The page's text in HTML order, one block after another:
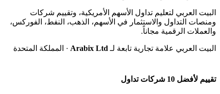
البيت العربي لتعليم تداول الأسهم الأمريكية، وتقييم شركات
ومنصات التداول والاستثمار في الأسهم، الذهب، النفط، الفوركس،
والعملات الرقمية مجاناً.
البيت العربي علامة تجارية تابعة لـ Arabix Ltd · المملكة المتحدة
تقييم لأفضل 10 شركات تداول